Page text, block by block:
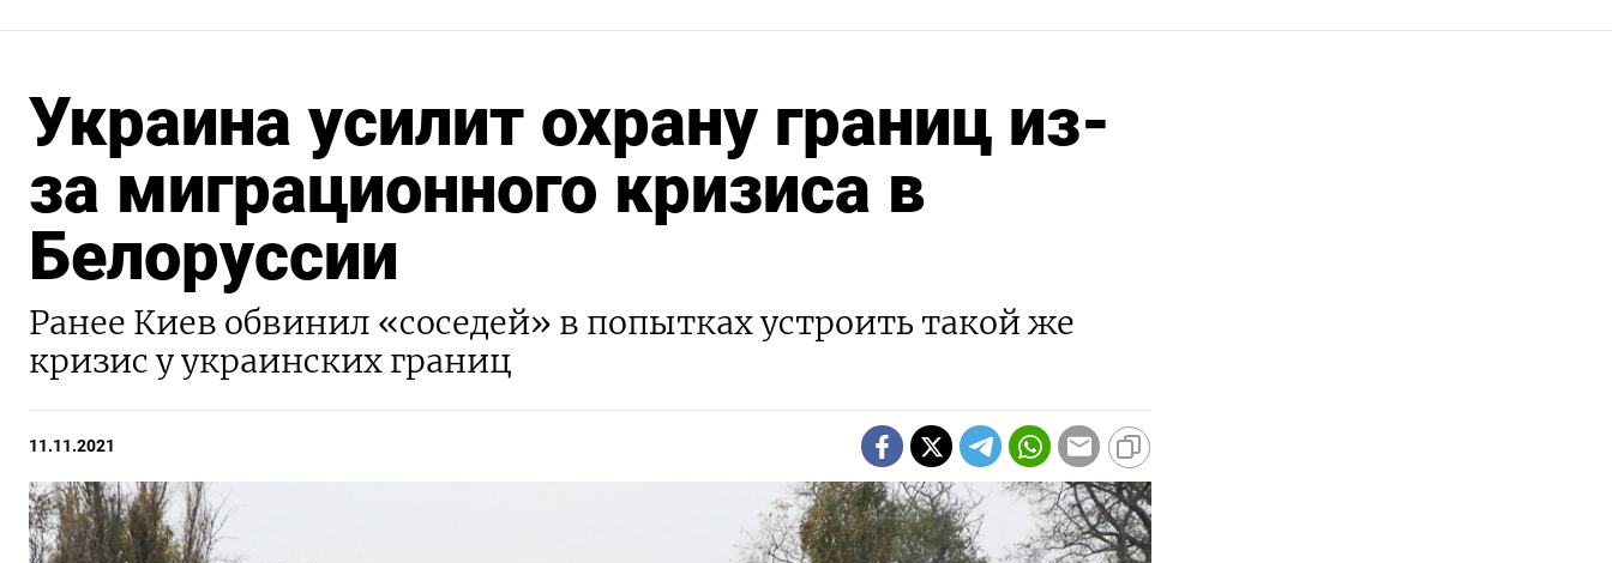
Украина усилит охрану границ из-
за миграционного кризиса в
Белоруссии
Ранее Киев обвинил «соседей» в попытках устроить такой же
кризис у украинских границ
11.11.2021